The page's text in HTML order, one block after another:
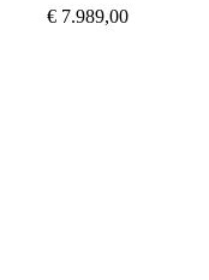
€ 7.989,00